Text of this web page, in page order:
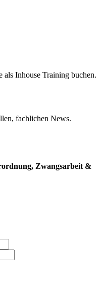
als Inhouse Training buchen.
fachlichen News.
Zwangsarbeit &